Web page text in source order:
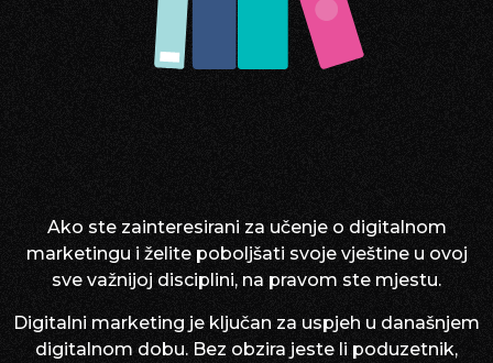
Ako ste zainteresirani za učenje o digitalnom
marketingu i želite poboljšati svoje vještine u ovoj
sve važnijoj disciplini, na pravom ste mjestu.
Digitalni marketing je ključan za uspjeh u današnjem
digitalnom dobu. Bez obzira jeste li poduzetnik,